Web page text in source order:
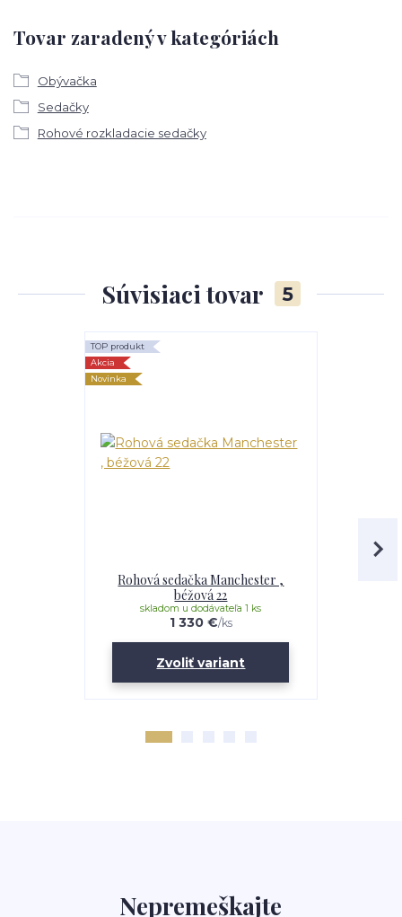
Tovar zaradený v kategóriách
Obývačka
Sedačky
Rohové rozkladacie sedačky
Súvisiaci tovar 5
TOP produkt
Akcia
Novinka
Rohová sedačka Manchester ,
béžová 22
1 330 €/ks
skladom u dodávateľa 1 ks
Zvoliť variant
Nepremeškajte